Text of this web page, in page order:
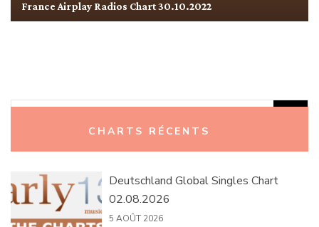
France Airplay Radios Chart 30.10.2022
CHARTS RÉCENTS
Deutschland Global Singles Chart
02.08.2026
5 AOÛT 2026